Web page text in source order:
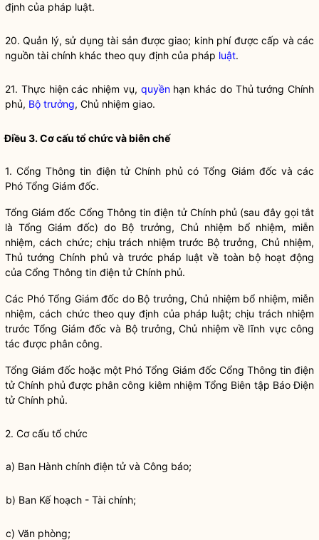
định của pháp luật.
20. Quản lý, sử dụng tài sản được giao; kinh phí được cấp và các
nguồn tài chính khác theo quy định của pháp luật.
21. Thực hiện các nhiệm vụ, quyềnhạn khác do Thủ tướng Chính
phủ, Bộ trưởng, Chủ nhiệm giao.
Điều 3. Cơ cấu tổ chức và biên chế
1. Cổng Thông tin điện tử Chính phủ có Tổng Giám đốc và các
Phó Tổng Giám đốc.
Tổng Giám đốc Cổng Thông tin điện tử Chính phủ (sau đây gọi tắt
là Tổng Giám đốc) do Bộ trưởng, Chủ nhiệm bổ nhiệm, miễn
nhiệm, cách chức; chịu trách nhiệm trước Bộ trưởng, Chủ nhiệm,
Thủ tướng Chính phủ và trước pháp luật về toàn bộ hoạt động
của Cổng Thông tin điện tử Chính phủ.
Các Phó Tổng Giám đốc do Bộ trưởng, Chủ nhiệm bổ nhiệm, miễn
nhiệm, cách chức theo quy định của pháp luật; chịu trách nhiệm
trước Tổng Giám đốc và Bộ trưởng, Chủ nhiệm về lĩnh vựccông
tác được phân công.
Tổng Giám đốc hoặc một Phó Tổng Giám đốc Cổng Thông tin điện
tử Chính phủ được phân công kiêm nhiệm Tổng Biên tập Báo Điện
tử Chính phủ.
2. Cơ cấu tổ chức
a) Ban Hành chính điện tử và Công báo;
b) Ban Kế hoạch - Tài chính;
c) Văn phòng;